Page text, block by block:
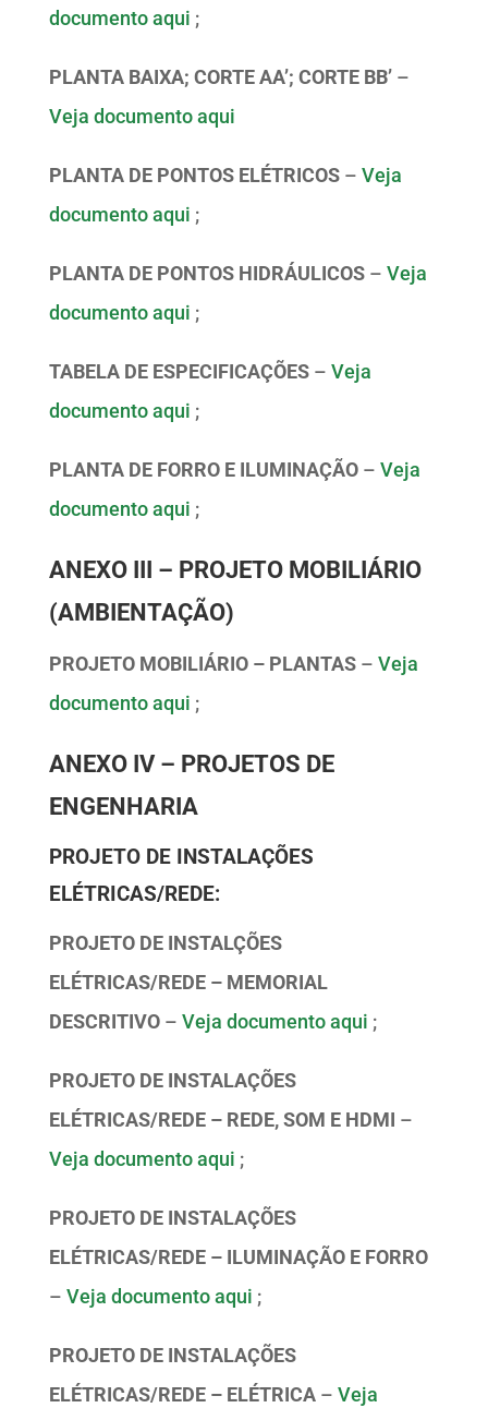
documento aqui ;
PLANTA BAIXA; CORTE AA’; CORTE BB’–
Veja documento aqui
PLANTA DE PONTOS ELÉTRICOS– Veja
documento aqui ;
PLANTA DE PONTOS HIDRÁULICOS– Veja
documento aqui ;
TABELA DE ESPECIFICAÇÕES– Veja
documento aqui ;
PLANTA DE FORRO E ILUMINAÇÃO– Veja
documento aqui ;
ANEXO III – PROJETO MOBILIÁRIO
(AMBIENTAÇÃO)
PROJETO MOBILIÁRIO – PLANTAS– Veja
documento aqui ;
ANEXO IV – PROJETOS DE
ENGENHARIA
PROJETO DE INSTALAÇÕES
ELÉTRICAS/REDE:
PROJETO DE INSTALÇÕES
ELÉTRICAS/REDE – MEMORIAL
DESCRITIVO– Veja documento aqui ;
PROJETO DE INSTALAÇÕES
ELÉTRICAS/REDE – REDE, SOM E HDMI –
Veja documento aqui ;
PROJETO DE INSTALAÇÕES
ELÉTRICAS/REDE – ILUMINAÇÃO E FORRO
– Veja documento aqui ;
PROJETO DE INSTALAÇÕES
ELÉTRICAS/REDE – ELÉTRICA– Veja